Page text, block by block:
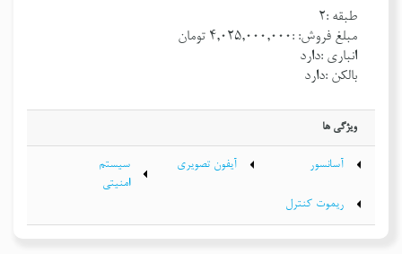
طبقه :٢
مبلغ فروش: :٤,٠٢٥,٠٠٠,٠٠٠ تومان
انباری :دارد
بالکن :دارد
ویژگی ها
آسانسور آیفون تصویری
سیستم
امنیتی
ریموت کنترل